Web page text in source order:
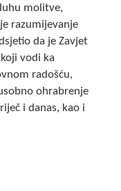
molitve,
razumijevanje
da je Zavjet
vodi ka
radošću,
ohrabrenje
i danas, kao i